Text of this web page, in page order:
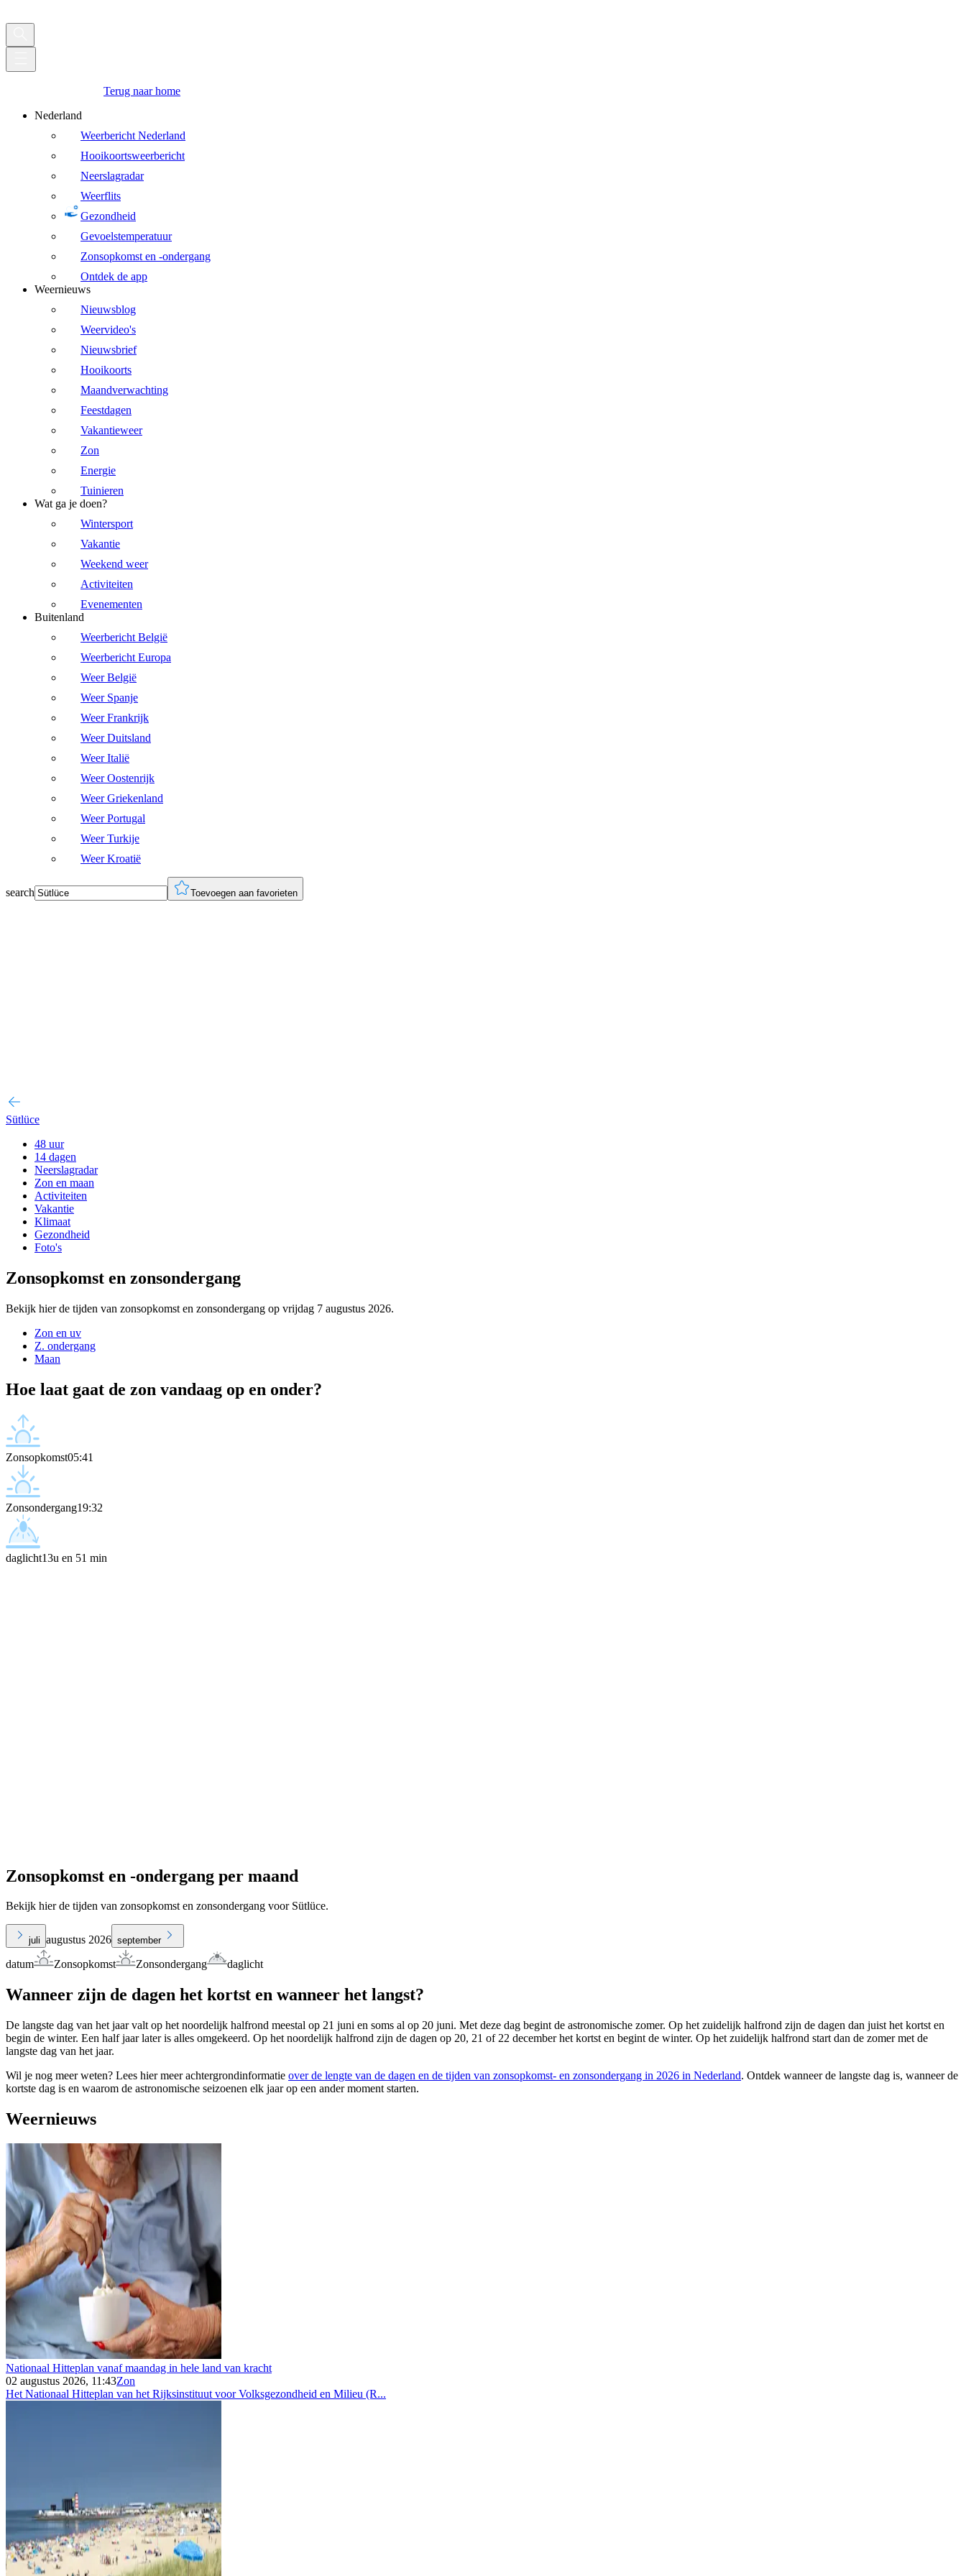
Terug naar home
Nederland
Weerbericht Nederland
Hooikoortsweerbericht
Neerslagradar
Weerflits
Gezondheid
Gevoelstemperatuur
Zonsopkomst en -ondergang
Ontdek de app
Weernieuws
Nieuwsblog
Weervideo's
Nieuwsbrief
Hooikoorts
Maandverwachting
Feestdagen
Vakantieweer
Zon
Energie
Tuinieren
Wat ga je doen?
Wintersport
Vakantie
Weekend weer
Activiteiten
Evenementen
Buitenland
Weerbericht België
Weerbericht Europa
Weer België
Weer Spanje
Weer Frankrijk
Weer Duitsland
Weer Italië
Weer Oostenrijk
Weer Griekenland
Weer Portugal
Weer Turkije
Weer Kroatië
search Toevoegen aan favorieten
Sütlüce
48 uur
14 dagen
Neerslagradar
Zon en maan
Activiteiten
Vakantie
Klimaat
Gezondheid
Foto's
Zonsopkomst en zonsondergang
Bekijk hier de tijden van zonsopkomst en zonsondergang op vrijdag 7 augustus 2026.
Zon en uv
Z. ondergang
Maan
Hoe laat gaat de zon vandaag op en onder?
Zonsopkomst05:41
Zonsondergang19:32
daglicht13u en 51 min
Zonsopkomst en -ondergang per maand
Bekijk hier de tijden van zonsopkomst en zonsondergang voor Sütlüce.
juli augustus 2026 september
datum Zonsopkomst Zonsondergang daglicht
Wanneer zijn de dagen het kortst en wanneer het langst?
De langste dag van het jaar valt op het noordelijk halfrond meestal op 21 juni en soms al op 20 juni. Met deze dag begint de astronomische zomer. Op het zuidelijk halfrond zijn de dagen dan juist het kortst en
begin de winter. Een half jaar later is alles omgekeerd. Op het noordelijk halfrond zijn de dagen op 20, 21 of 22 december het kortst en begint de winter. Op het zuidelijk halfrond start dan de zomer met de
langste dag van het jaar.
Wil je nog meer weten? Lees hier meer achtergrondinformatie over de lengte van de dagen en de tijden van zonsopkomst- en zonsondergang in 2026 in Nederland. Ontdek wanneer de langste dag is, wanneer de
kortste dag is en waarom de astronomische seizoenen elk jaar op een ander moment starten.
Weernieuws
Nationaal Hitteplan vanaf maandag in hele land van kracht
02 augustus 2026, 11:43Zon
Het Nationaal Hitteplan van het Rijksinstituut voor Volksgezondheid en Milieu (R...